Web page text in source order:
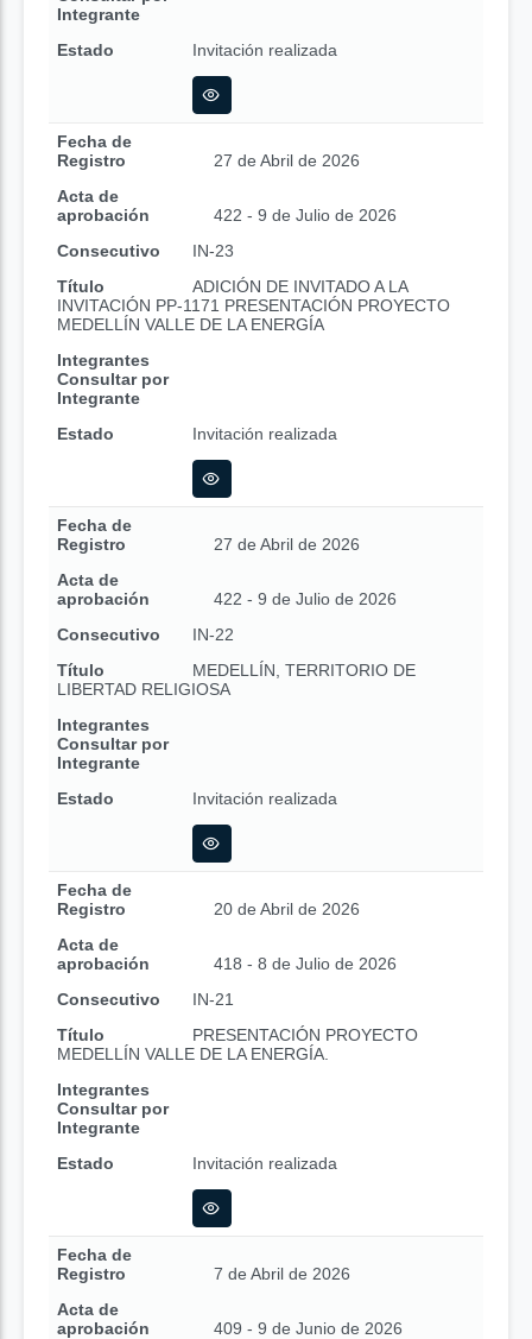
Integrante
Estado
Invitación realizada
Fecha de
Registro
27 de Abril de 2026
Acta de
aprobación
422 - 9 de Julio de 2026
Consecutivo
IN-23
Título
ADICIÓN DE INVITADO A LA
INVITACIÓN PP-1171 PRESENTACIÓN PROYECTO
MEDELLÍN VALLE DE LA ENERGÍA
Integrantes
Consultar por
Integrante
Estado
Invitación realizada
Fecha de
Registro
27 de Abril de 2026
Acta de
aprobación
422 - 9 de Julio de 2026
Consecutivo
IN-22
Título
MEDELLÍN, TERRITORIO DE
LIBERTAD RELIGIOSA
Integrantes
Consultar por
Integrante
Estado
Invitación realizada
Fecha de
Registro
20 de Abril de 2026
Acta de
aprobación
418 - 8 de Julio de 2026
Consecutivo
IN-21
Título
PRESENTACIÓN PROYECTO
MEDELLÍN VALLE DE LA ENERGÍA.
Integrantes
Consultar por
Integrante
Estado
Invitación realizada
Fecha de
Registro
7 de Abril de 2026
Acta de
aprobación
409 - 9 de Junio de 2026